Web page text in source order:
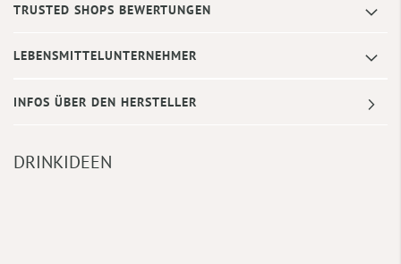
TRUSTED SHOPS BEWERTUNGEN
LEBENSMITTELUNTERNEHMER
INFOS ÜBER DEN HERSTELLER
DRINKIDEEN